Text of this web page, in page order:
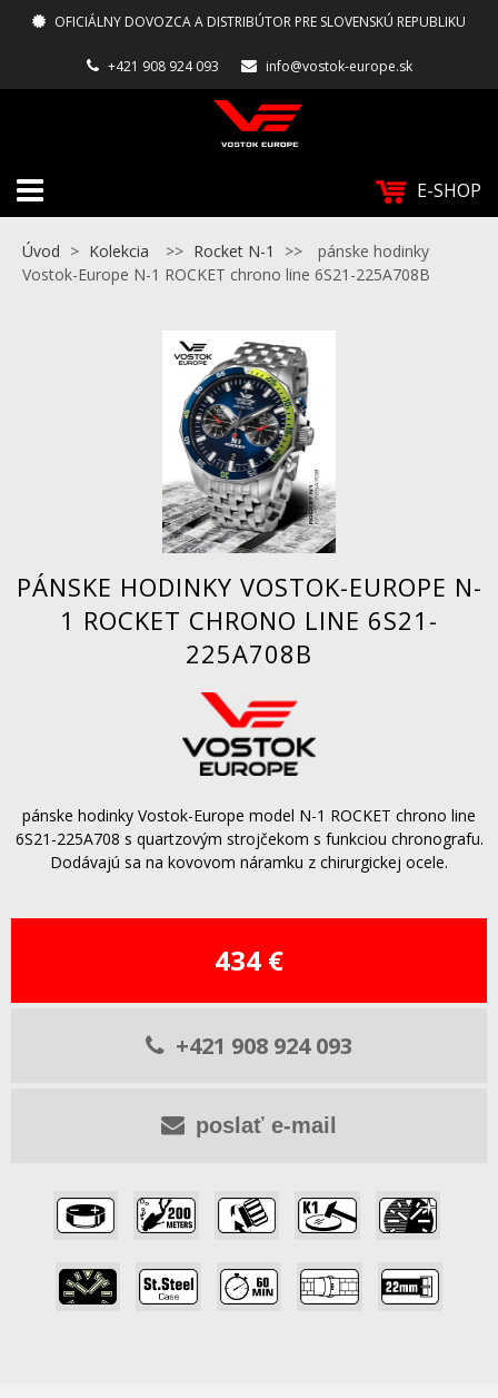
OFICIÁLNY DOVOZCA A DISTRIBÚTOR PRE SLOVENSKÚ REPUBLIKU
+421 908 924 093 info@vostok-europe.sk
E-SHOP
Úvod > Kolekcia >> Rocket N-1 >>
pánske hodinky
Vostok-Europe N-1 ROCKET chrono line 6S21-225A708B
PÁNSKE HODINKY VOSTOK-EUROPE N-
1 ROCKET CHRONO LINE 6S21-
225A708B
pánske hodinky Vostok-Europe model N-1 ROCKET chrono line
6S21-225A708 s quartzovým strojčekom s funkciou chronografu.
Dodávajú sa na kovovom náramku z chirurgickej ocele.
434 €
+421 908 924 093
poslať e-mail